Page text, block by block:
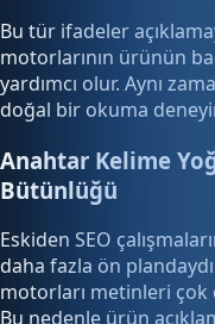
Bu tür ifadeler
motorlarının ürünün
yardımcı olur. Aynı
doğal bir okuma
Anahtar Kelime
Bütünlüğü
Eskiden SEO
daha fazla ön
motorları metinleri çok
Bu nedenle ürün